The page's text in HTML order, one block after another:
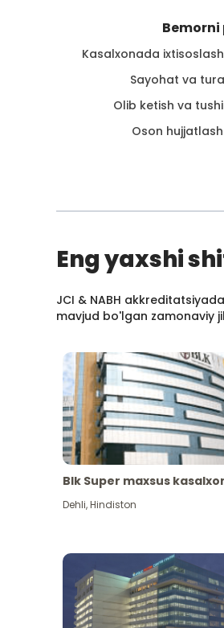
Kasalxonada
Sayohat va
Olib ketish va
Oson
Eng yaxshi
JCI & NABH
mavjud bo'lgan zamonaviy
Blk Super maxsus
Dehli,Hindiston